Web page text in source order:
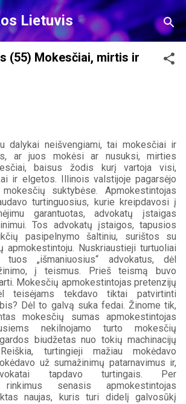
Skip to main content
Lietuvis
(55) Mokesčiai, mirtis ir
dalykai neišvengiami, tai mokesčiai ir
ar juos mokėsi ar nusuksi, mirties
baisus žodis kurį vartoja visi,
ir elgetos. Illinois valstijoje pagarsėjo
suktybėse. Apmokestintojas
turtinguosius, kurie kreipdavosi į
garantuotas, advokatų įstaigas
Tos advokatų įstaigos, tapusios
pasipelnymo šaltiniu, surištos su
apmokestintoju. Nuskriaustieji turtuoliai
„išmaniuosius“ advokatus, dėl
į teismus. Prieš teismą buvo
Mokesčių apmokestintojas pretenzijų
teisėjams tekdavo tiktai patvirtinti
Dėl to galvą suka fedai. Žinome tik,
mokesčių sumas apmokestintojas
nekilnojamo turto mokesčių
biudžetas nuo tokių machinacijų
turtingieji mažiau mokėdavo
už sumažinimų patarnavimus ir,
tapdavo turtingais. Per
rinkimus senasis apmokestintojas
naujas, kuris turi didelį galvosūkį